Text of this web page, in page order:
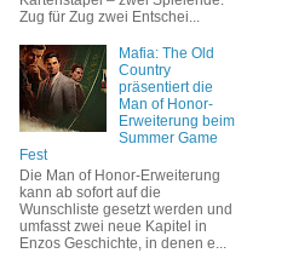
Zug für Zug zwei Entschei...
Mafia: The Old
Country
präsentiert die
Man of Honor-
Erweiterung beim
Summer Game
Fest
Die Man of Honor-Erweiterung
kann ab sofort auf die
Wunschliste gesetzt werden und
umfasst zwei neue Kapitel in
Enzos Geschichte, in denen e...